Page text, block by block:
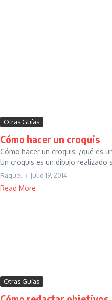
Otras Guías
Cómo hacer un croquis
Cómo hacer un croquis: ¿qué es
Un croquis es un dibujo realizado
Raquel julio 19, 2014
Read More
Otras Guías